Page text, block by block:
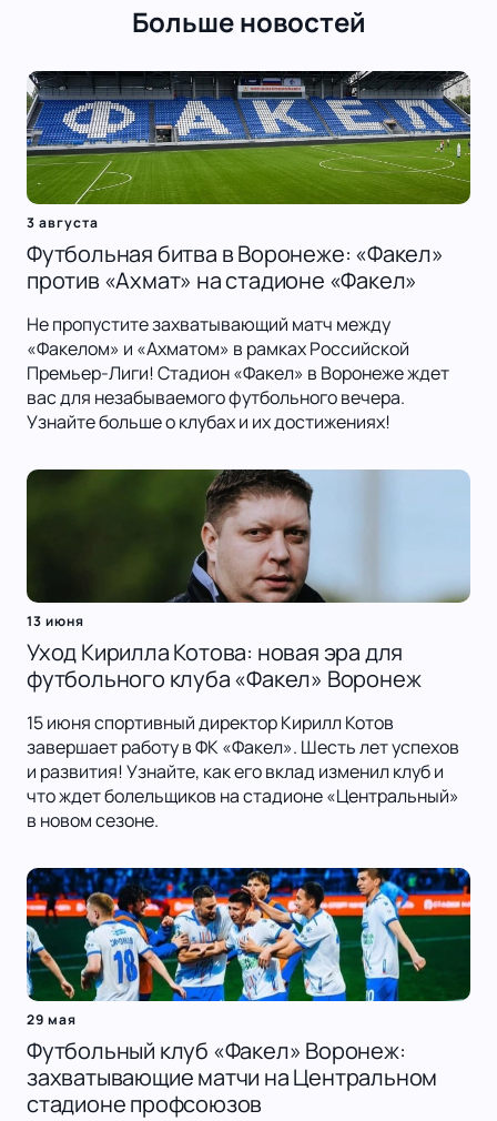
Больше новостей
3 августа
Футбольная битва в Воронеже: «Факел»
против «Ахмат» на стадионе «Факел»
Не пропустите захватывающий матч между
«Факелом» и «Ахматом» в рамках Российской
Премьер-Лиги! Стадион «Факел» в Воронеже ждет
вас для незабываемого футбольного вечера.
Узнайте больше о клубах и их достижениях!
13 июня
Уход Кирилла Котова: новая эра для
футбольного клуба «Факел» Воронеж
15 июня спортивный директор Кирилл Котов
завершает работу в ФК «Факел». Шесть лет успехов
и развития! Узнайте, как его вклад изменил клуб и
что ждет болельщиков на стадионе «Центральный»
в новом сезоне.
29 мая
Футбольный клуб «Факел» Воронеж:
захватывающие матчи на Центральном
стадионе профсоюзов